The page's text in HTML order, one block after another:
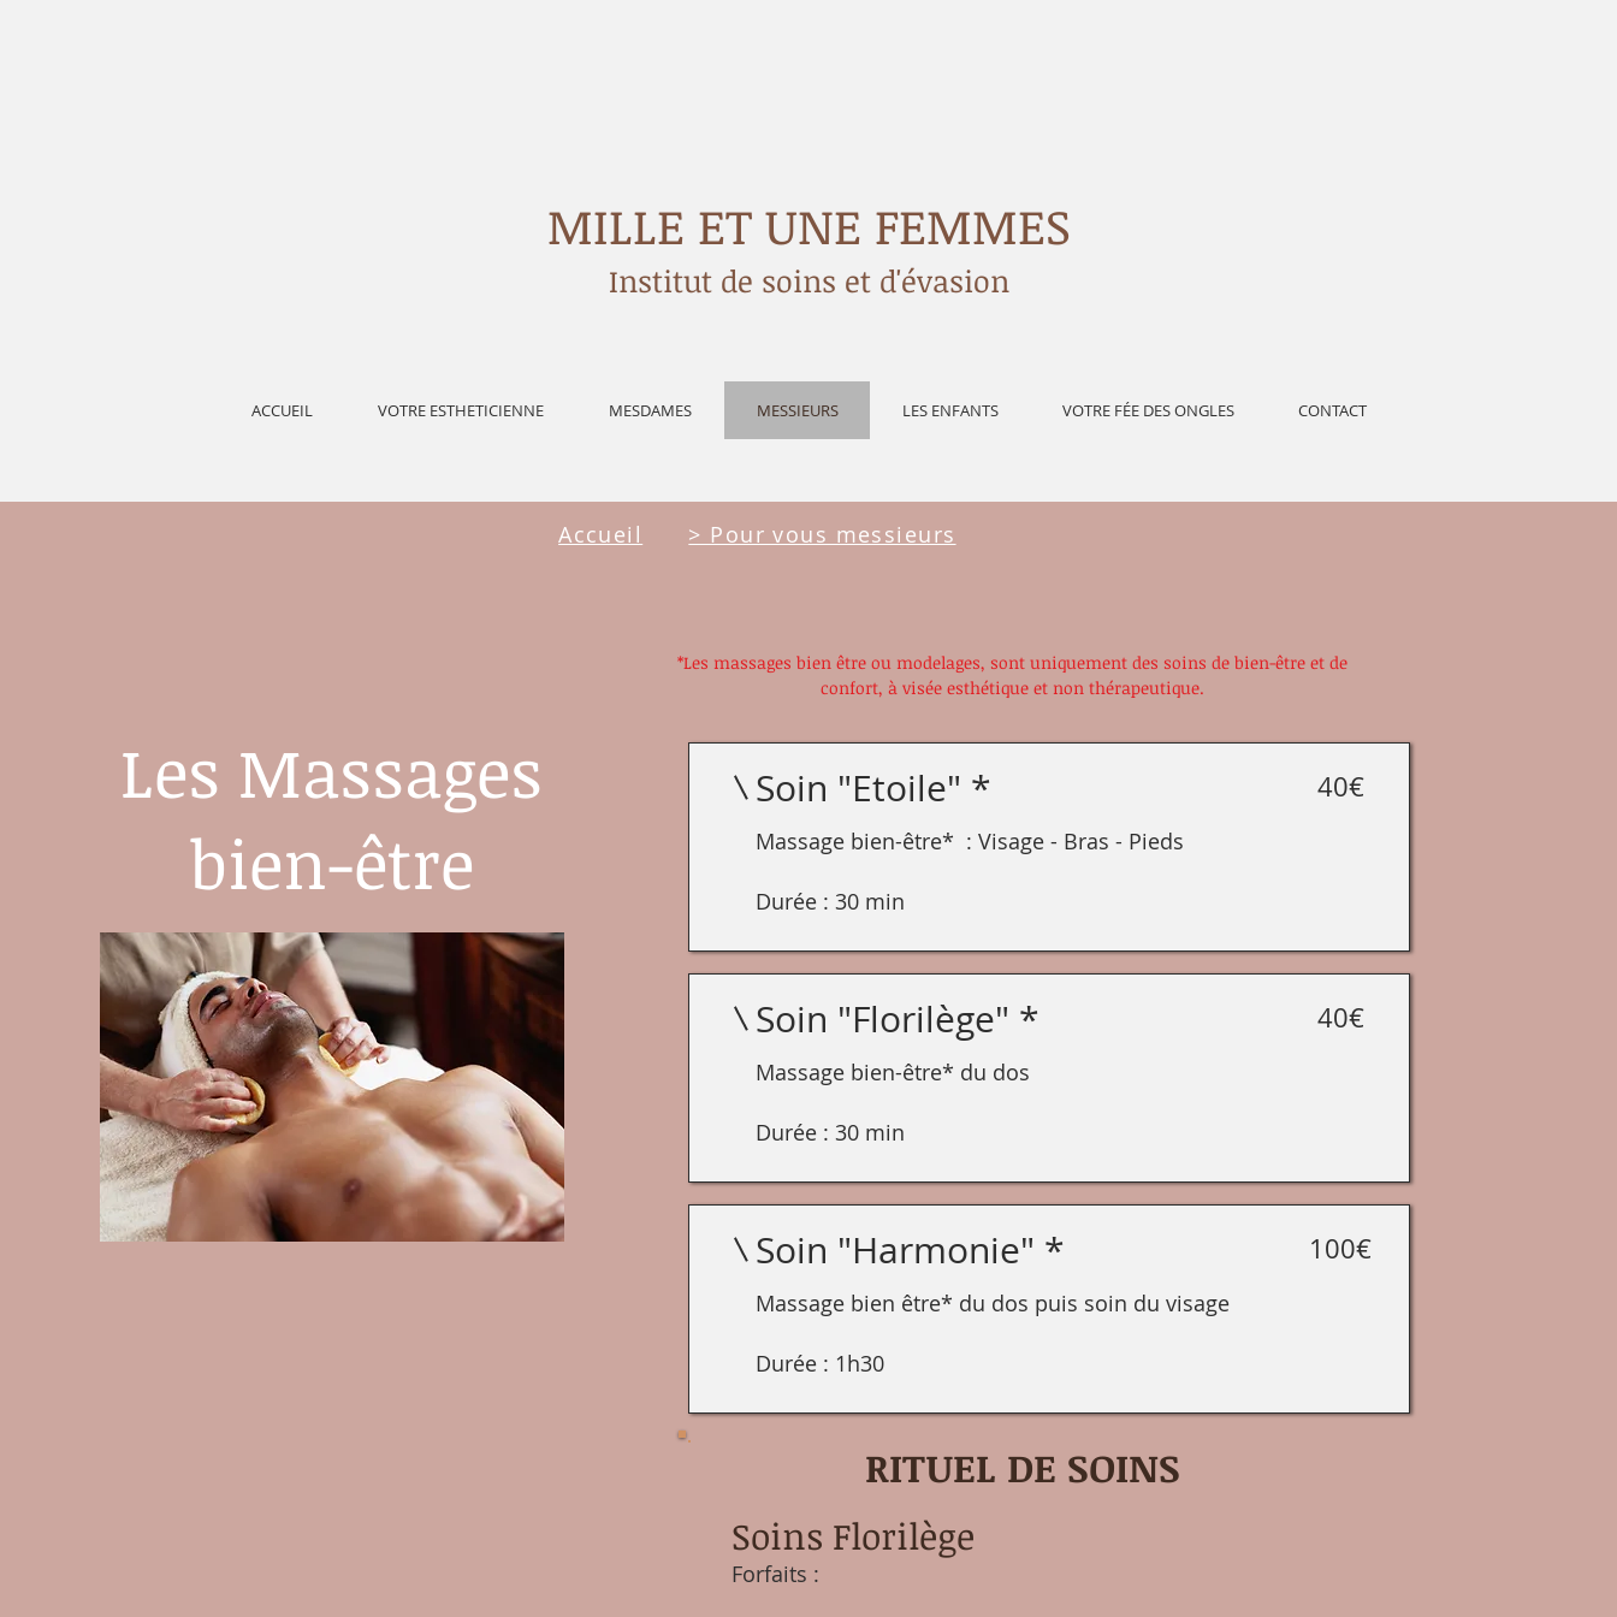
MILLE ET UNE FEMMES
Institut de soins et d'évasion
ACCUEIL VOTRE ESTHETICIENNE MESDAMES MESSIEURS LES ENFANTS VOTRE FÉE DES ONGLES CONTACT
Accueil
Les Massages
bien-être
> Pour vous messieurs
*Les massages bien être ou modelages, sont uniquement des soins debien-être et de
confort,à visée esthétique et non thérapeutique.
Soin "Etoile" * 40€
Massage bien-être* : Visage - Bras - Pieds
Durée : 30 min
Soin "Florilège" * 40€
Massage bien-être* du dos
Durée : 30 min
Soin "Harmonie" * 100€
Massage bien être* du dos puis soin du visage
Durée : 1h30
RITUEL DE SOINS
Soins Florilège
Forfaits :